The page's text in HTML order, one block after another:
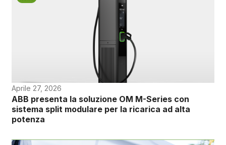
Aprile 27, 2026
ABB presenta la soluzione OM M-Series con
sistema split modulare per la ricarica ad alta
potenza